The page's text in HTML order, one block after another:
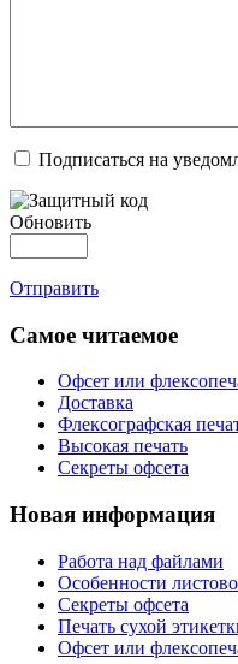
Подписаться на
Обновить
Отправить
Самое читаемое
Офсет или
Доставка
Флексографская
Высокая печать
Секреты офсета
Новая информация
Работа над файлами
Особенности
Секреты офсета
Печать сухой
Офсет или